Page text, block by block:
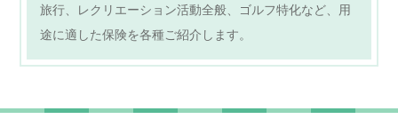
旅行、レクリエーション活動全般、ゴルフ特化など、用
途に適した保険を各種ご紹介します。